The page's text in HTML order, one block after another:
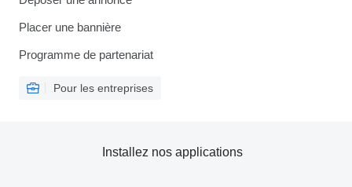
Placer une bannière
Programme de partenariat
Pour les entreprises
Installez nos applications